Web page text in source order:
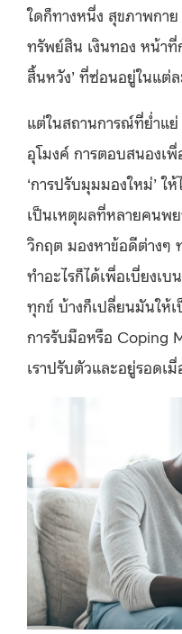
ใดก็ทางหนึ่ง สุขภาพกา
ทรัพย์สิน เงินทอง หน้าที่
สิ้นหวัง’ ที่ซ่อนอยู่ในแต่
แต่ในสถานการณ์ที่ย่ำแย่
อุโมงค์ การตอบสนองเ
‘การปรับมุมมองใหม่’ ใ
เป็นเหตุผลที่หลายคนพ
วิกฤต มองหาข้อดีต่างๆ
ทำอะไรก็ได้เพื่อเบี่ยงเ
ทุกข์ บ้างก็เปลี่ยนมันให้เ
การรับมือหรือ Coping
เราปรับตัวและอยู่รอด